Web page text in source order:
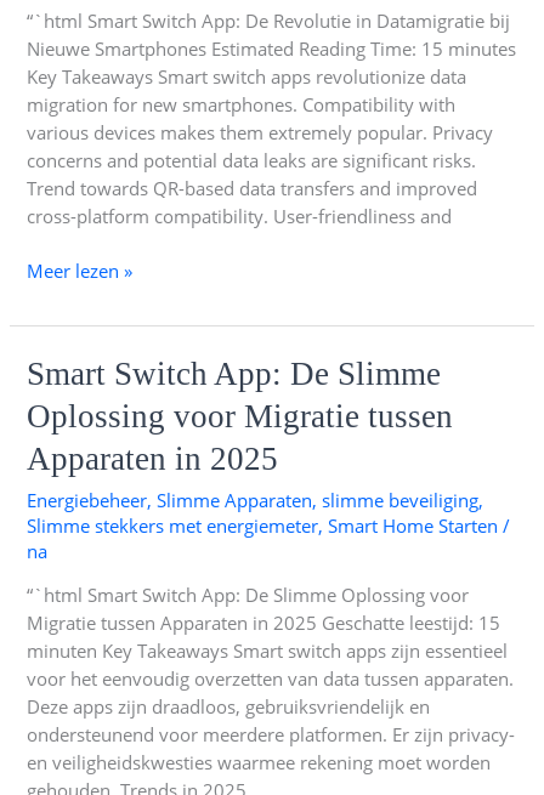
“`html Smart Switch App: De Revolutie in Datamigratie bij
Nieuwe Smartphones Estimated Reading Time: 15 minutes
Key Takeaways Smart switch apps revolutionize data
migration for new smartphones. Compatibility with
various devices makes them extremely popular. Privacy
concerns and potential data leaks are significant risks.
Trend towards QR-based data transfers and improved
cross-platform compatibility. User-friendliness and
Nieuwe
Smartphones
Meer lezen »
Smart Switch App: De Slimme
Oplossing voor Migratie tussen
Apparaten in 2025
Energiebeheer,Slimme Apparaten,slimme beveiliging,
Slimme stekkers met energiemeter,Smart Home Starten /
na
“`html Smart Switch App: De Slimme Oplossing voor
Migratie tussen Apparaten in 2025 Geschatte leestijd: 15
minuten Key Takeaways Smart switch apps zijn essentieel
voor het eenvoudig overzetten van data tussen apparaten.
Deze apps zijn draadloos, gebruiksvriendelijk en
ondersteunend voor meerdere platformen. Er zijn privacy-
en veiligheidskwesties waarmee rekening moet worden
Smart
App:
De
Slimme
Oplossing
voor
Migratie
tussen
Apparaten
in
2025